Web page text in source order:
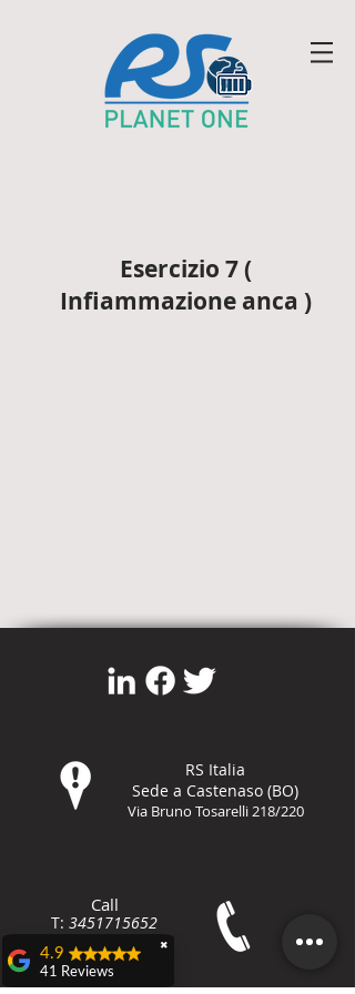
Esercizio 7 (
Infiammazione anca )
RS Italia
Sede a Castenaso (BO)
Via Bruno Tosarelli 218/220
Call
T: 3451715652
✖
4.9
41 Reviews